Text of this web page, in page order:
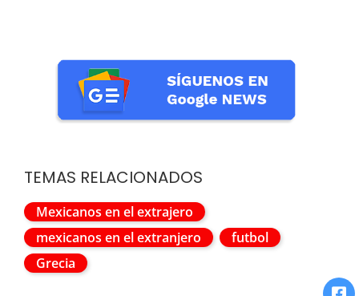
TEMAS RELACIONADOS
Mexicanos en el extrajero
mexicanos en el extranjero
futbol
Grecia